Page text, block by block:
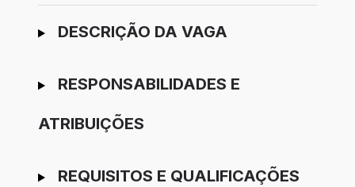
Ir para candidatura
DESCRIÇÃO DA VAGA
RESPONSABILIDADES E
ATRIBUIÇÕES
REQUISITOS E QUALIFICAÇÕES